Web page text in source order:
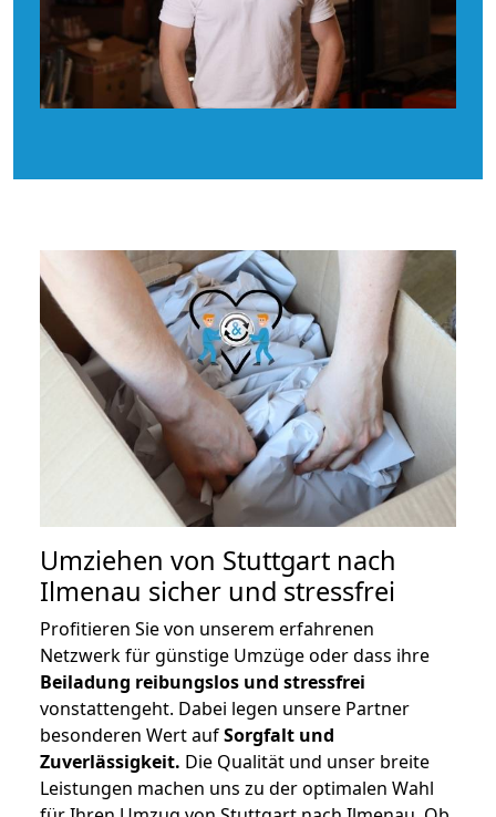
Umziehen von Stuttgart nach
Ilmenau sicher und stressfrei
Profitieren Sie von unserem erfahrenen
Netzwerk für günstige Umzüge oder dass ihre
Beiladung reibungslos und stressfrei
vonstattengeht. Dabei legen unsere Partner
besonderen Wert aufSorgfalt und
Zuverlässigkeit. Die Qualität und unser breite
Leistungen machen uns zu der optimalen Wahl